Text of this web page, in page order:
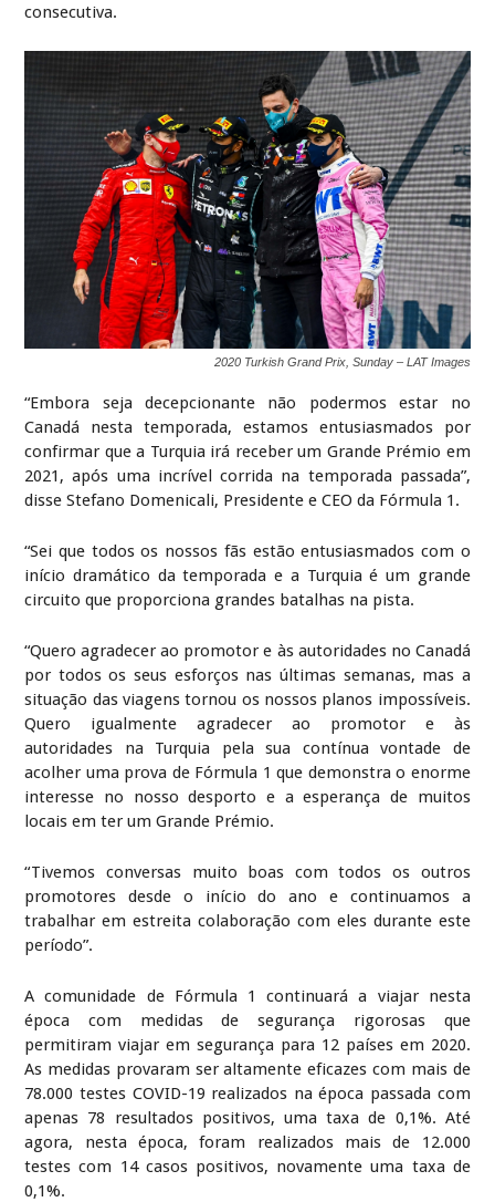
consecutiva.
2020 Turkish Grand Prix, Sunday – LAT Images
“Embora seja decepcionante não podermos estar no
Canadá nesta temporada, estamos entusiasmados por
confirmar que a Turquia irá receber um Grande Prémio em
2021, após uma incrível corrida na temporada passada”,
disse Stefano Domenicali, Presidente e CEO da Fórmula 1.
“Sei que todos os nossos fãs estão entusiasmados com o
início dramático da temporada e a Turquia é um grande
circuito que proporciona grandes batalhas na pista.
“Quero agradecer ao promotor e às autoridades no Canadá
por todos os seus esforços nas últimas semanas, mas a
situação das viagens tornou os nossos planos impossíveis.
Quero igualmente agradecer ao promotor e às
autoridades na Turquia pela sua contínua vontade de
acolher uma prova de Fórmula 1 que demonstra o enorme
interesse no nosso desporto e a esperança de muitos
locais em ter um Grande Prémio.
“Tivemos conversas muito boas com todos os outros
promotores desde o início do ano e continuamos a
trabalhar em estreita colaboração com eles durante este
período”.
A comunidade de Fórmula 1 continuará a viajar nesta
época com medidas de segurança rigorosas que
permitiram viajar em segurança para 12 países em 2020.
As medidas provaram ser altamente eficazes com mais de
78.000 testes COVID-19 realizados na época passada com
apenas 78 resultados positivos, uma taxa de 0,1%. Até
agora, nesta época, foram realizados mais de 12.000
testes com 14 casos positivos, novamente uma taxa de
0,1%.